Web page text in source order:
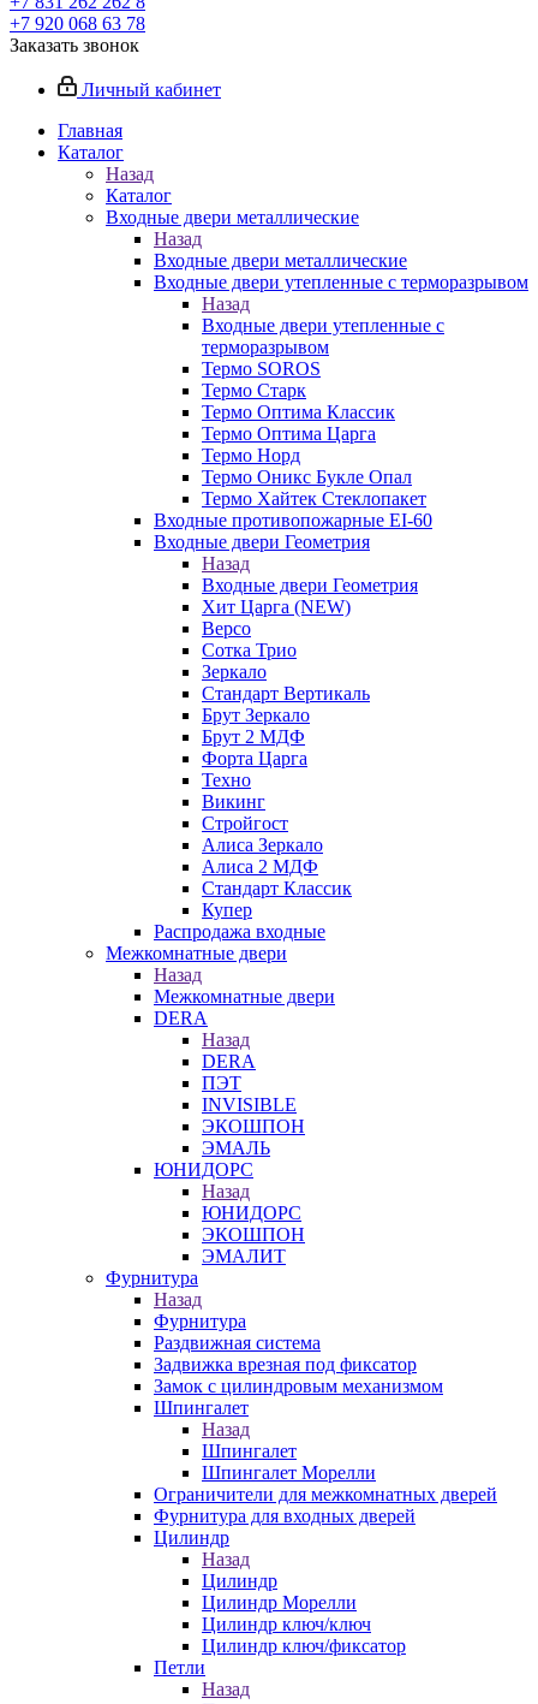
+7 920 068 63 78
Заказать звонок
Личный кабинет
Главная
Каталог
Назад
Каталог
Входные двери металлические
Назад
Входные двери металлические
Входные двери утепленные с терморазрывом
Назад
Входные двери утепленные с
терморазрывом
Термо SOROS
Термо Старк
Термо Оптима Классик
Термо Оптима Царга
Термо Норд
Термо Оникс Букле Опал
Термо Хайтек Стеклопакет
Входные противопожарные EI-60
Входные двери Геометрия
Назад
Входные двери Геометрия
Хит Царга (NEW)
Версо
Сотка Трио
Зеркало
Стандарт Вертикаль
Брут Зеркало
Брут 2 МДФ
Форта Царга
Техно
Викинг
Стройгост
Алиса Зеркало
Алиса 2 МДФ
Стандарт Классик
Купер
Распродажа входные
Межкомнатные двери
Назад
Межкомнатные двери
DERA
Назад
DERA
ПЭТ
INVISIBLE
ЭКОШПОН
ЭМАЛЬ
ЮНИДОРС
Назад
ЮНИДОРС
ЭКОШПОН
ЭМАЛИТ
Фурнитура
Назад
Фурнитура
Раздвижная система
Задвижка врезная под фиксатор
Замок с цилиндровым механизмом
Шпингалет
Назад
Шпингалет
Шпингалет Морелли
Ограничители для межкомнатных дверей
Фурнитура для входных дверей
Цилиндр
Назад
Цилиндр
Цилиндр Морелли
Цилиндр ключ/ключ
Цилиндр ключ/фиксатор
Петли
Назад